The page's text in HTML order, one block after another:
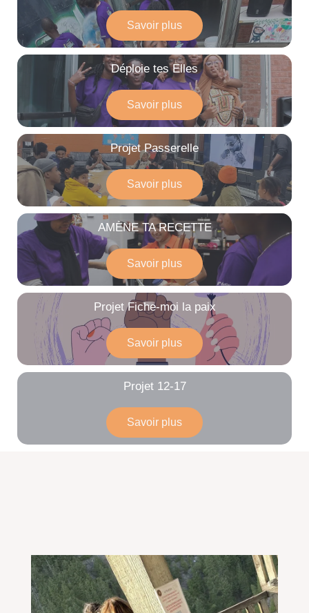
Savoir plus
Déploie tes Elles​
Savoir plus
Projet Passerelle​
Savoir plus
AMÈNE TA RECETTE
Savoir plus
Projet Fiche-moi la paix
Savoir plus
Projet 12-17
Savoir plus